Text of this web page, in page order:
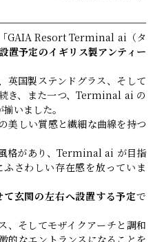
GAIA Resort Terminal ai（タ
置予定のイギリス製アンティー
英国製ステンドグラス、そして
き、また一つ、Terminal ai の
いました。
美しい質感と繊細な曲線を持つ
格があり、Terminal ai が目指
さわしい存在感を放っていま
て玄関の左右へ設置する予定で
、そしてモザイクアーチと調和
的なエントランスになることを